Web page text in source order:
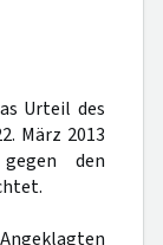
Urteil des
März 2013
den